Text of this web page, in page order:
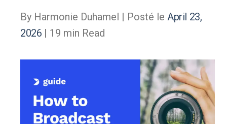
By Harmonie Duhamel | Posté le April 23,
2026 | 19 min Read